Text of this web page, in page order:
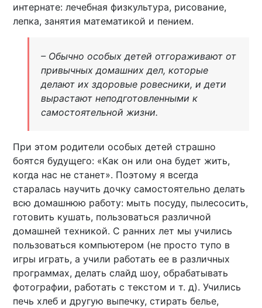
интернате: лечебная физкультура, рисование,
лепка, занятия математикой и пением.
– Обычно особых детей отгораживают от
привычных домашних дел, которые
делают их здоровые ровесники, и дети
вырастают неподготовленными к
самостоятельной жизни.
При этом родители особых детей страшно
боятся будущего: «Как он или она будет жить,
когда нас не станет». Поэтому я всегда
старалась научить дочку самостоятельно делать
всю домашнюю работу: мыть посуду, пылесосить,
готовить кушать, пользоваться различной
домашней техникой. С ранних лет мы учились
пользоваться компьютером (не просто тупо в
игры играть, а учили работать ее в различных
программах, делать слайд шоу, обрабатывать
фотографии, работать с текстом и т. д). Учились
печь хлеб и другую выпечку, стирать белье,